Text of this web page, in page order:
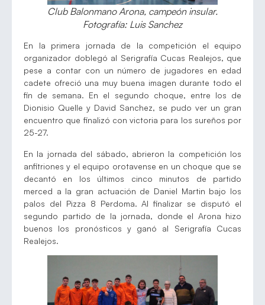
Club Balonmano Arona, campeón insular.
Fotografía: Luis Sanchez
En la primera jornada de la competición el equipo
organizador doblegó al Serigrafía Cucas Realejos, que
pese a contar con un número de jugadores en edad
cadete ofreció una muy buena imagen durante todo el
fin de semana. En el segundo choque, entre los de
Dionisio Quelle y David Sanchez, se pudo ver un gran
encuentro que finalizó con victoria para los sureños por
25-27.
En la jornada del sábado, abrieron la competición los
anfitriones y el equipo orotavense en un choque que se
decantó en los últimos cinco minutos de partido
merced a la gran actuación de Daniel Martin bajo los
palos del Pizza 8 Perdoma. Al finalizar se disputó el
segundo partido de la jornada, donde el Arona hizo
buenos los pronósticos y ganó al Serigrafía Cucas
Realejos.